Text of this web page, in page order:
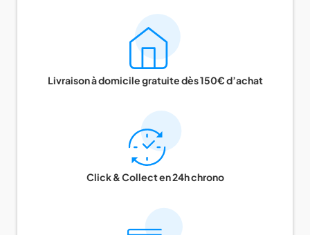
Livraison à domicile gratuite dès 150€ d’achat
Click & Collect en 24h chrono